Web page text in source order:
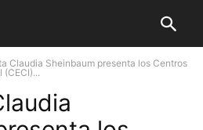
Claudia Sheinbaum presenta los Centros